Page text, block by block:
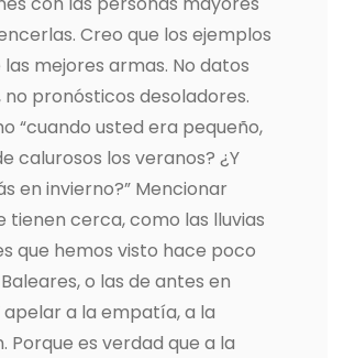
Creo que los ejemplos
las mejores armas. No datos
pronósticos desoladores.
“cuando usted era pequeño,
calurosos los veranos? ¿Y
en invierno?” Mencionar
tienen cerca, como las lluvias
que hemos visto hace poco
o las de antes en
apelar a la empatía, a la
Porque es verdad que a la